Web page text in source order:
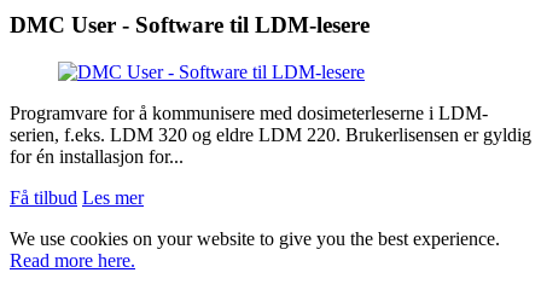
DMC User - Software til LDM-lesere
Programvare for å kommunisere med dosimeterleserne i LDM-
serien, f.eks. LDM 320 og eldre LDM 220. Brukerlisensen er gyldig
for én installasjon for...
Få tilbud Les mer
We use cookies on your website to give you the best experience.
Read more here.